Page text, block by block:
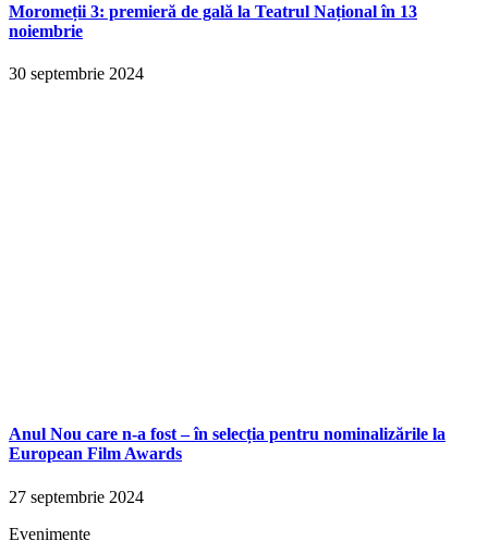
Moromeții 3: premieră de gală la Teatrul Național în 13
noiembrie
30 septembrie 2024
Anul Nou care n-a fost – în selecția pentru nominalizările la
European Film Awards
27 septembrie 2024
Evenimente